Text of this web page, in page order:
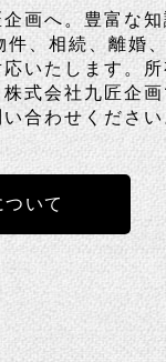
画へ。豊富な
、相続、離婚
いたします。
式会社九匠企
合わせくださ
いて